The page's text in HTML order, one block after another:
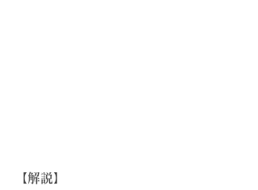
【解説】